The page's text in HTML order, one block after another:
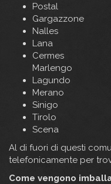
Postal
Gargazzone
Nalles
Lana
Cermes
Marlengo
Lagundo
Merano
Sinigo
Tirolo
Scena
Al di fuori di questi
telefonicamente per
Come vengono